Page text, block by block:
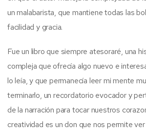
un malabarista, que mantiene todas las
facilidad y gracia.
Fue un libro que siempre atesoraré, una
compleja que ofrecía algo nuevo e
lo leía, y que permanecía leer mi mente
terminarlo, un recordatorio evocador y
de la narración para tocar nuestros
creatividad es un don que nos permite